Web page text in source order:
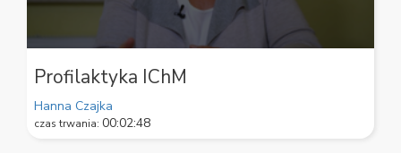
seconds
of
minutes,
48
Profilaktyka IChM
Hanna Czajka
czas trwania: 00:02:48